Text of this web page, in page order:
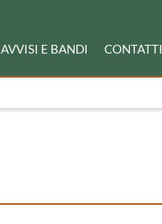
AVVISI E BANDI CONTATTI